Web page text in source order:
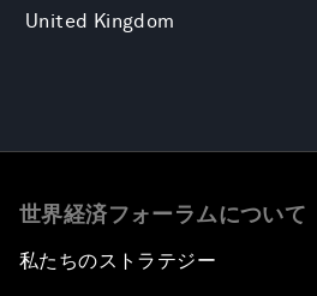
United Kingdom
世界経済フォーラムについて
私たちのストラテジー